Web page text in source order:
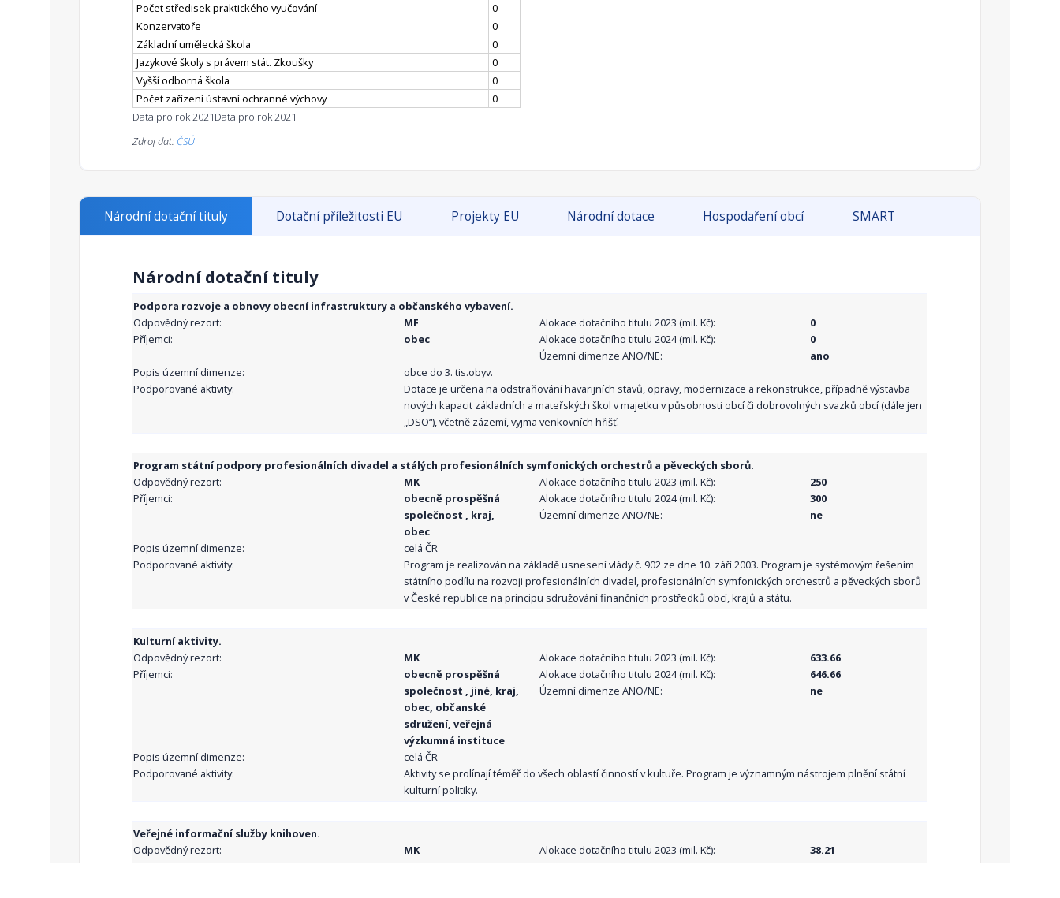
Počet středisek praktického vyučování
0
Konzervatoře
0
Základní umělecká škola
0
Jazykové školy s právem stát. Zkoušky
0
Vyšší odborná škola
0
Počet zařízení ústavní ochranné výchovy
0
Data pro rok 2021Data pro rok 2021
Zdroj dat: ČSÚ
Národní dotační tituly Dotační příležitosti EU Projekty EU Národní dotace Hospodaření obcí SMART
Národní dotační tituly
Podpora rozvoje a obnovy obecní infrastruktury a občanského vybavení.
Odpovědný rezort:
MF
Příjemci:
obec
Alokace dotačního titulu 2023 (mil. Kč):
0
Alokace dotačního titulu 2024 (mil. Kč):
0
Územní dimenze ANO/NE:
ano
Popis územní dimenze:
obce do 3. tis.obyv.
Podporované aktivity:
Dotace je určena na odstraňování havarijních stavů, opravy, modernizace a rekonstrukce, případně výstavba
nových kapacit základních a mateřských škol v majetku v působnosti obcí či dobrovolných svazků obcí (dále jen
„DSO“), včetně zázemí, vyjma venkovních hřišť.
Program státní podpory profesionálních divadel a stálých profesionálních symfonických orchestrů a pěveckých sborů.
Odpovědný rezort:
MK
Příjemci:
obecně prospěšná
společnost , kraj,
obec
Alokace dotačního titulu 2023 (mil. Kč):
250
Alokace dotačního titulu 2024 (mil. Kč):
300
Územní dimenze ANO/NE:
ne
Popis územní dimenze:
celá ČR
Podporované aktivity:
Program je realizován na základě usnesení vlády č. 902 ze dne 10. září 2003. Program je systémovým řešením
státního podílu na rozvoji profesionálních divadel, profesionálních symfonických orchestrů a pěveckých sborů
v České republice na principu sdružování finančních prostředků obcí, krajů a státu.
Kulturní aktivity.
Odpovědný rezort:
MK
Příjemci:
obecně prospěšná
společnost , jiné, kraj,
obec, občanské
sdružení, veřejná
výzkumná instituce
Alokace dotačního titulu 2023 (mil. Kč):
633.66
Alokace dotačního titulu 2024 (mil. Kč):
646.66
Územní dimenze ANO/NE:
ne
Popis územní dimenze:
celá ČR
Podporované aktivity:
Aktivity se prolínají téměř do všech oblastí činností v kultuře. Program je významným nástrojem plnění státní
kulturní politiky.
Veřejné informační služby knihoven.
Odpovědný rezort:
MK
Alokace dotačního titulu 2023 (mil. Kč):
38.21